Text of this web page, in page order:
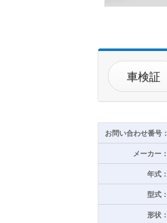
車検証
お問い合わせ番号：
メーカー：
年式：
型式：
形状：